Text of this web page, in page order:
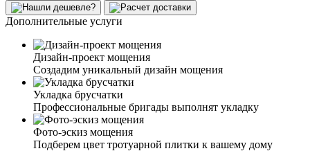
Дополнительные услуги
Дизайн-проект мощения
Создадим уникальный дизайн мощения
Укладка брусчатки
Профессиональные бригады выполнят укладку
Фото-эскиз мощения
Подберем цвет тротуарной плитки к вашему дому